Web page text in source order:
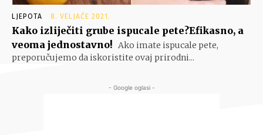
LJEPOTA 8. VELJAČE 2021.
Kako izliječiti grube ispucale pete?Efikasno, a
veoma jednostavno! Ako imate ispucale pete,
preporučujemo da iskoristite ovaj prirodni...
- Google oglasi -